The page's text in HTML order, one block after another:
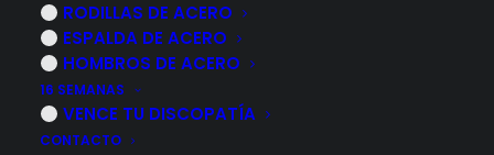
RODILLAS DE ACERO
ESPALDA DE ACERO
HOMBROS DE ACERO
16 SEMANAS
VENCE TU DISCOPATÍA
CONTACTO
11 NOVIEMBRE, 2022 | POR